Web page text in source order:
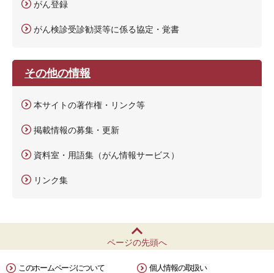
がん登録
がん検診受診勧奨等に係る協定・覚書
その他の情報
本サイトの著作権・リンク等
掲載情報の募集・更新
資料室・用語集（がん情報サービス）
リンク集
ページの先頭へ
このホームページについて 個人情報の取扱い